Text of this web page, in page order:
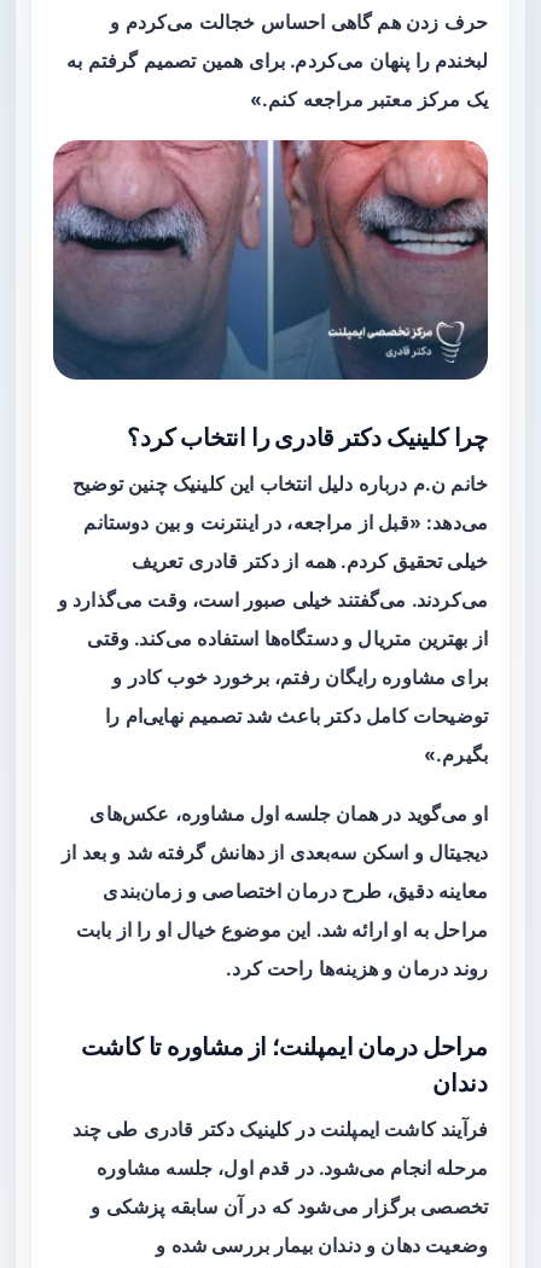
حرف زدن هم گاهی احساس خجالت می‌کردم و
لبخندم را پنهان می‌کردم. برای همین تصمیم گرفتم به
یک مرکز معتبر مراجعه کنم.»
چرا کلینیک دکتر قادری را انتخاب کرد؟
خانم ن.م درباره دلیل انتخاب این کلینیک چنین توضیح
می‌دهد: «قبل از مراجعه، در اینترنت و بین دوستانم
خیلی تحقیق کردم. همه از دکتر قادری تعریف
می‌کردند. می‌گفتند خیلی صبور است، وقت می‌گذارد و
از بهترین متریال و دستگاه‌ها استفاده می‌کند. وقتی
برای مشاوره رایگان رفتم، برخورد خوب کادر و
توضیحات کامل دکتر باعث شد تصمیم نهایی‌ام را
بگیرم.»
او می‌گوید در همان جلسه اول مشاوره، عکس‌های
دیجیتال و اسکن سه‌بعدی از دهانش گرفته شد و بعد از
معاینه دقیق، طرح درمان اختصاصی و زمان‌بندی
مراحل به او ارائه شد. این موضوع خیال او را از بابت
روند درمان و هزینه‌ها راحت کرد.
مراحل درمان ایمپلنت؛ از مشاوره تا کاشت
دندان
فرآیند کاشت ایمپلنت در کلینیک دکتر قادری طی چند
مرحله انجام می‌شود. در قدم اول، جلسه مشاوره
تخصصی برگزار می‌شود که در آن سابقه پزشکی و
وضعیت دهان و دندان بیمار بررسی شده و